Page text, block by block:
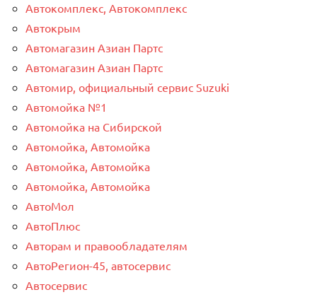
Автокомплекс, Автокомплекс
Автокрым
Автомагазин Азиан Партс
Автомагазин Азиан Партс
Автомир, официальный сервис Suzuki
Автомойка №1
Автомойка на Сибирской
Автомойка, Автомойка
Автомойка, Автомойка
Автомойка, Автомойка
АвтоМол
АвтоПлюс
Авторам и правообладателям
АвтоРегион-45, автосервис
Автосервис